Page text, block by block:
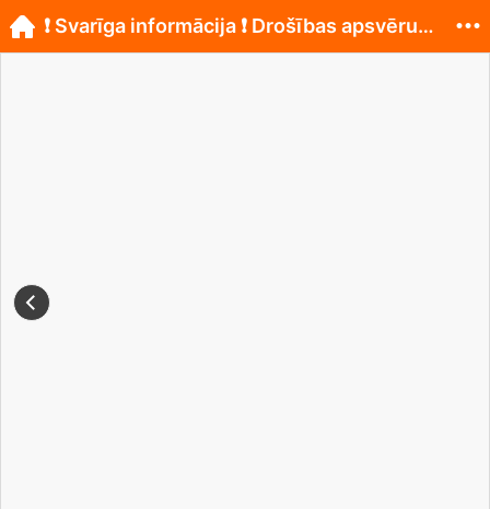
❗ Svarīga informācija ❗ Drošības apsvērumu dēļ...